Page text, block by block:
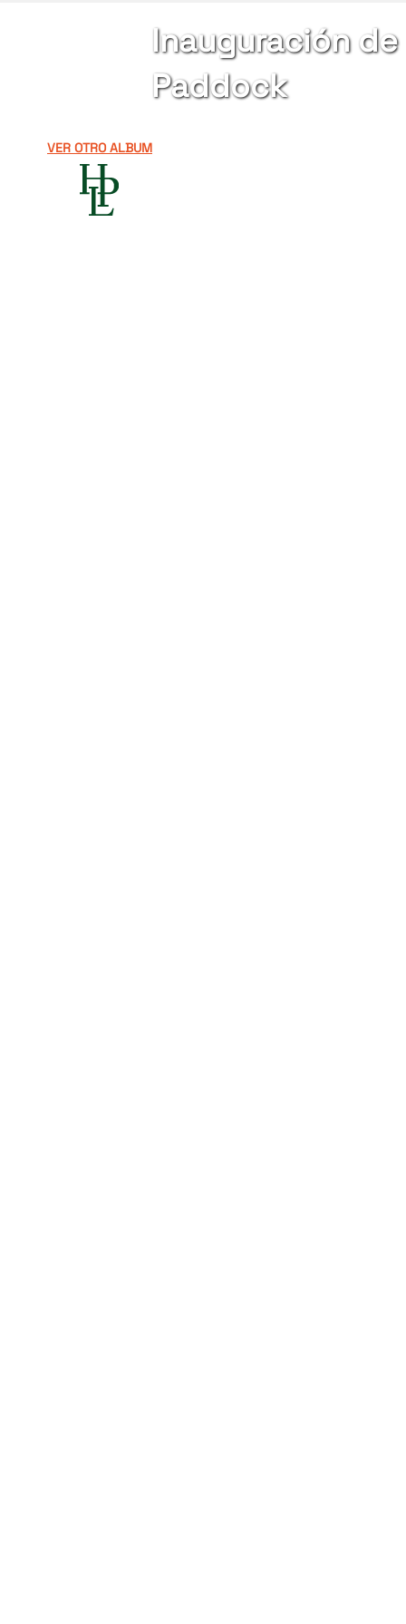
Inauguración
Paddock
VER OTRO ALBUM